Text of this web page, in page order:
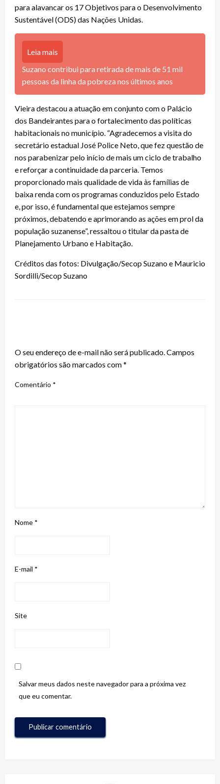
para alavancar os 17 Objetivos para o Desenvolvimento
Sustentável (ODS) das Nações Unidas.
Leia mais
Suzano contribui para retirada de mais de 51 mil
pessoas da linha da pobreza nos últimos anos
Vieira destacou a atuação em conjunto com o Palácio
dos Bandeirantes para o fortalecimento das políticas
habitacionais no município. “Agradecemos a visita do
secretário estadual José Police Neto, que fez questão de
nos parabenizar pelo início de mais um ciclo de trabalho
e reforçar a continuidade da parceria. Temos
proporcionado mais qualidade de vida às famílias de
baixa renda com os programas conduzidos pelo Estado
e, por isso, é fundamental que estejamos sempre
próximos, debatendo e aprimorando as ações em prol da
população suzanense”, ressaltou o titular da pasta de
Planejamento Urbano e Habitação.
Créditos das fotos: Divulgação/Secop Suzano e Mauricio
Sordilli/Secop Suzano
O seu endereço de e-mail não será publicado.Campos
obrigatórios são marcados com*
Comentário *
Nome *
E-mail *
Site
Salvar meus dados neste navegador para a próxima vez
que eu comentar.